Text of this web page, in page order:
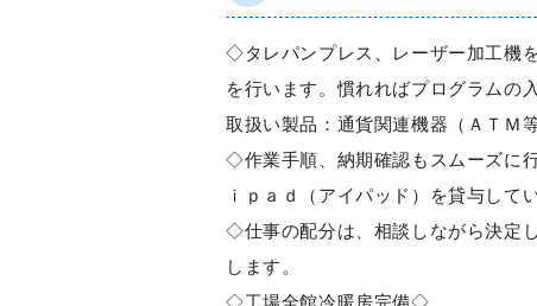
◇タレパンプレス、レーザー加工機
を行います。慣れればプログラムの
取扱い製品：通貨関連機器（ＡＴＭ
◇作業手順、納期確認もスムーズに
ｉｐａｄ（アイパッド）を貸与してい
◇仕事の配分は、相談しながら決定
します。
◇工場全館冷暖房完備◇